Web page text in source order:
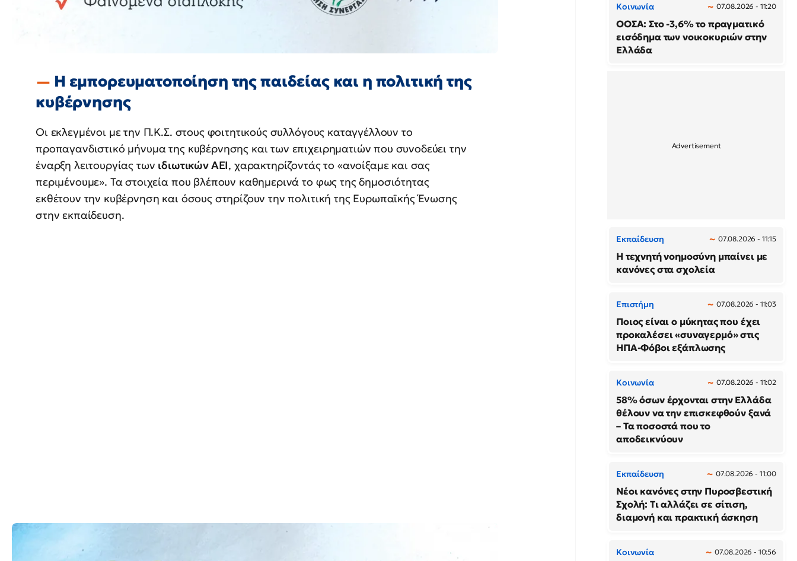
Η εμπορευματοποίηση της παιδείας και η πολιτική της
κυβέρνησης
Οι εκλεγμένοι με την Π.Κ.Σ. στους φοιτητικούς συλλόγους καταγγέλλουν το
προπαγανδιστικό μήνυμα της κυβέρνησης και των επιχειρηματιών που συνοδεύει την
έναρξη λειτουργίας των ιδιωτικών ΑΕΙ, χαρακτηρίζοντάς το «ανοίξαμε και σας
περιμένουμε». Τα στοιχεία που βλέπουν καθημερινά το φως της δημοσιότητας
εκθέτουν την κυβέρνηση και όσους στηρίζουν την πολιτική της Ευρωπαϊκής Ένωσης
στην εκπαίδευση.
Κοινωνία 07.08.2026 - 11:20
ΟΟΣΑ: Στο -3,6% το πραγματικό
εισόδημα των νοικοκυριών στην
Ελλάδα
Εκπαίδευση 07.08.2026 - 11:15
Η τεχνητή νοημοσύνη μπαίνει με
κανόνες στα σχολεία
Επιστήμη 07.08.2026 - 11:03
Ποιος είναι ο μύκητας που έχει
προκαλέσει «συναγερμό» στις
ΗΠΑ-Φόβοι εξάπλωσης
Κοινωνία 07.08.2026 - 11:02
58% όσων έρχονται στην Ελλάδα
θέλουν να την επισκεφθούν ξανά
– Τα ποσοστά που το
αποδεικνύουν
Εκπαίδευση 07.08.2026 - 11:00
Νέοι κανόνες στην Πυροσβεστική
Σχολή: Τι αλλάζει σε σίτιση,
διαμονή και πρακτική άσκηση
Κοινωνία 07.08.2026 - 10:56